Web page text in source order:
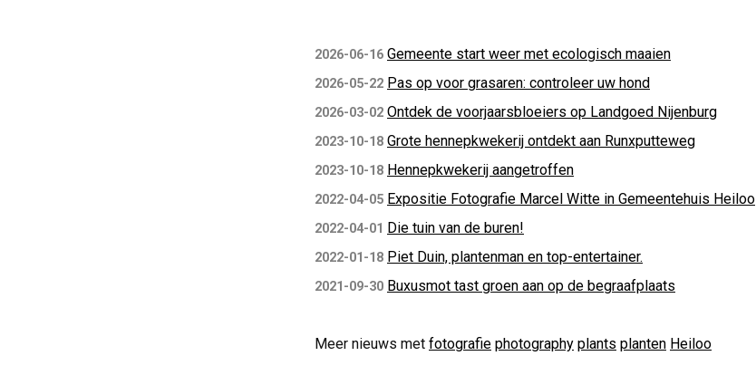
2026-06-16 Gemeente start weer met ecologisch maaien
2026-05-22 Pas op voor grasaren: controleer uw hond
2026-03-02 Ontdek de voorjaarsbloeiers op Landgoed Nijenburg
2023-10-18 Grote hennepkwekerij ontdekt aan Runxputteweg
2023-10-18 Hennepkwekerij aangetroffen
2022-04-05 Expositie Fotografie Marcel Witte in Gemeentehuis Heiloo
2022-04-01 Die tuin van de buren!
2022-01-18 Piet Duin, plantenman en top-entertainer.
2021-09-30 Buxusmot tast groen aan op de begraafplaats
Meer nieuws met fotografie photography plants planten Heiloo